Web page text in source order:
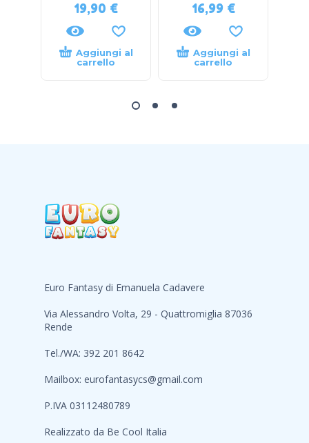
19,90 €
Aggiungi al
carrello
16,99 €
Aggiungi al
carrello
Euro Fantasy di Emanuela Cadavere
Via Alessandro Volta, 29 - Quattromiglia 87036
Rende
Tel./WA: 392 201 8642
Mailbox: eurofantasycs@gmail.com
P.IVA 03112480789
Realizzato da Be Cool Italia